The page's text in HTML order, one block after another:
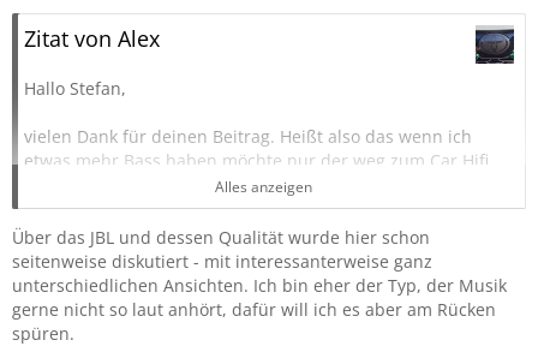
Zitat von Alex
Hallo Stefan,
vielen Dank für deinen Beitrag. Heißt also das wenn ich
etwas mehr Bass haben möchte nur der weg zum Car Hifi
Schon irgend wie Schade wenn man bedenkt glaube 500
Euro zusätzlich ausgegeben zu haben und dann warum
auch immer die Bässe so sehr weggefiltert werden.
Meine Frau und ich hatten zwischendurch als Zweitwagen
einen Aygo in der JBL Sonderedition, wenn ich an das
Alles anzeigen
Über das JBL und dessen Qualität wurde hier schon
seitenweise diskutiert - mit interessanterweise ganz
unterschiedlichen Ansichten. Ich bin eher der Typ, der Musik
gerne nicht so laut anhört, dafür will ich es aber am Rücken
spüren.